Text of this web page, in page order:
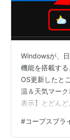
Windowsが、
機能を搭載する
OS更新したと
温＆天気マー
表示】とどん
らへんけど、
８割占めてい
#コープスブラ